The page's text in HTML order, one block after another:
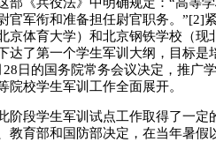
官军衔和准备担任尉官职务。”[2]
北京体育大学）和北京钢铁学校（
达了第一个学生军训大纲，目标
28日的国务院常务会议决定，推广
院校学生军训工作全面展开。
阶段学生军训试点工作取得了一
教育部和国防部决定，在当年暑